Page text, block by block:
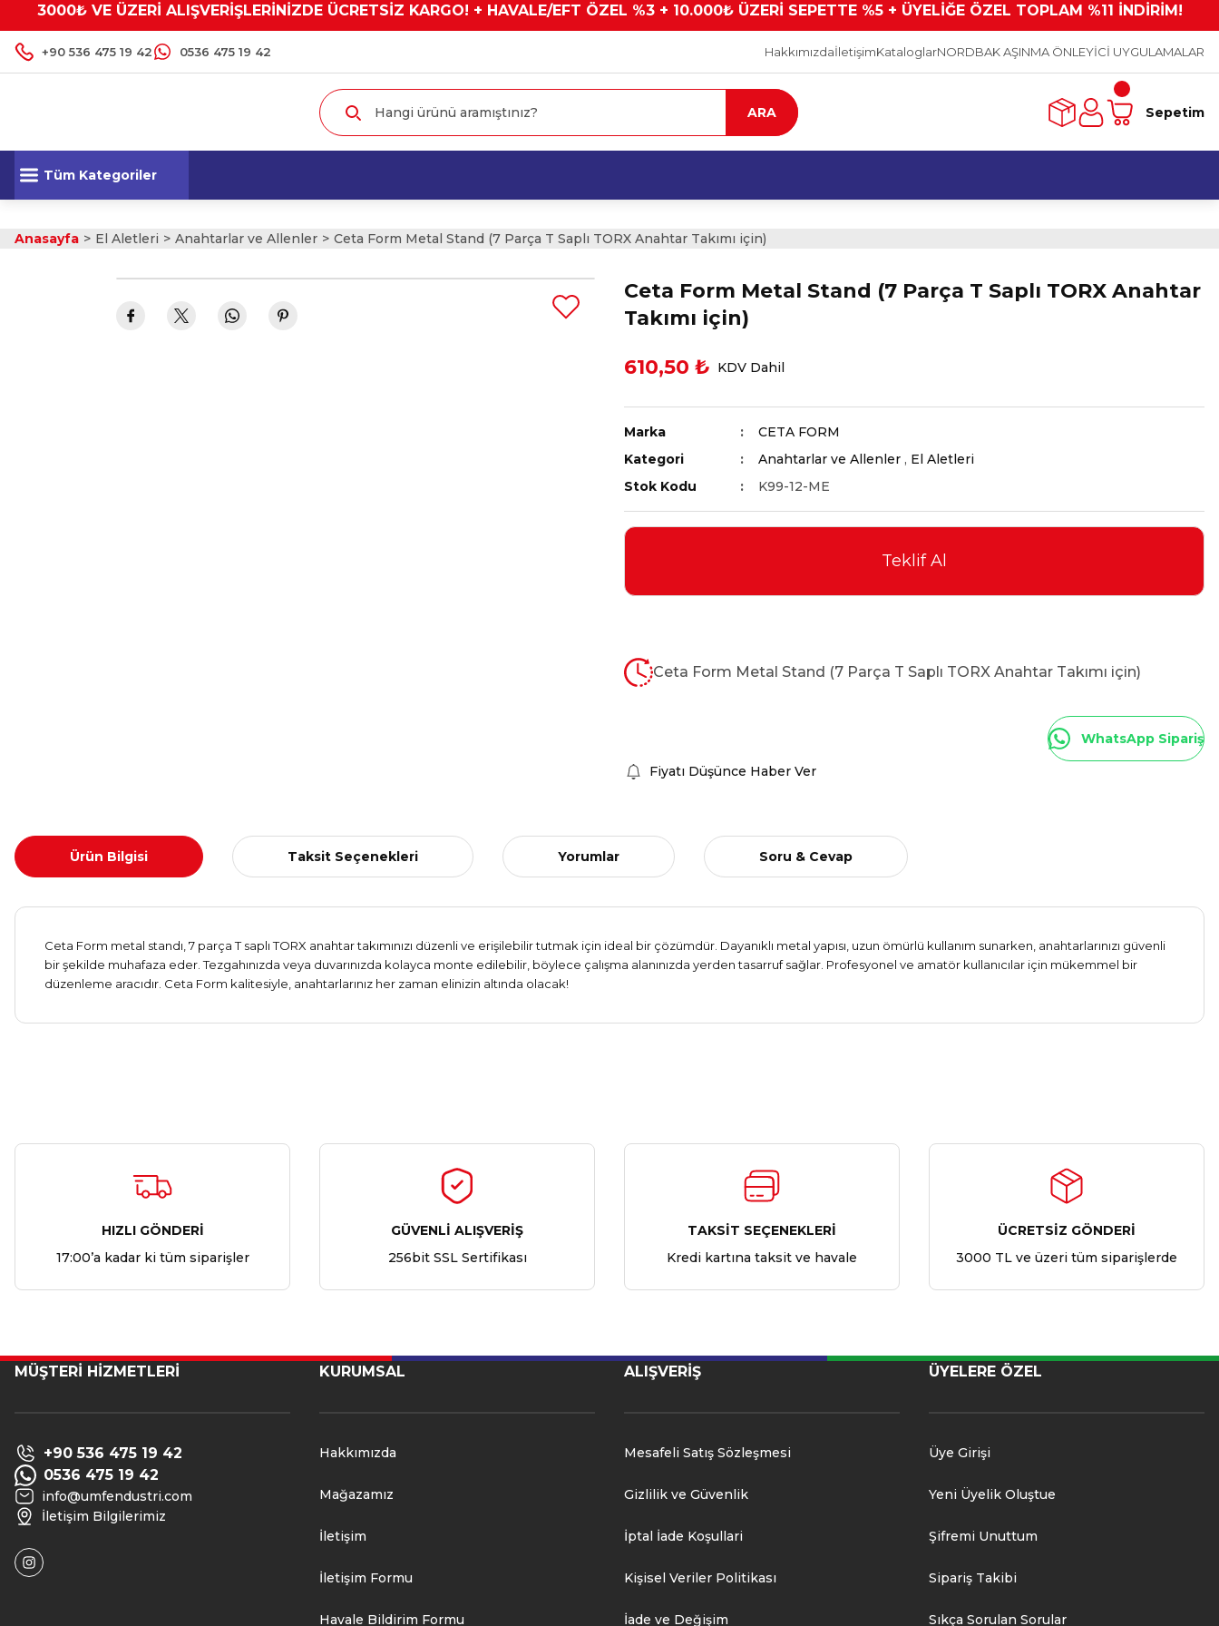
3000₺ VE ÜZERİ ALIŞVERİŞLERİNİZDE ÜCRETSİZ KARGO! + HAVALE/EFT ÖZEL %3 + 10.000₺ ÜZERİ SEPETTE %5 + ÜYELİĞE ÖZEL TOPLAM %11 İNDİRİM!
+90 536 475 19 42 0536 475 19 42 HakkımızdaİletişimKataloglarNORDBAK AŞINMA ÖNLEYİCİ UYGULAMALAR
ARA Sepetim
Tüm Kategoriler
Anasayfa El Aletleri Anahtarlar ve Allenler Ceta Form Metal Stand (7 Parça T Saplı TORX Anahtar Takımı için)
Ceta Form Metal Stand (7 Parça T Saplı TORX Anahtar
Takımı için)
610,50 ₺ KDV Dahil
Marka
CETA FORM
Kategori
Anahtarlar ve Allenler , El Aletleri
Stok Kodu
K99-12-ME
Teklif Al
Ceta Form Metal Stand (7 Parça T Saplı TORX Anahtar Takımı için)
WhatsApp Sipariş
Fiyatı Düşünce Haber Ver
Ürün Bilgisi Taksit Seçenekleri Yorumlar Soru & Cevap
Ceta Form metal standı, 7 parça T saplı TORX anahtar takımınızı düzenli ve erişilebilir tutmak için ideal bir çözümdür. Dayanıklı metal yapısı, uzun ömürlü kullanım sunarken, anahtarlarınızı güvenli
bir şekilde muhafaza eder. Tezgahınızda veya duvarınızda kolayca monte edilebilir, böylece çalışma alanınızda yerden tasarruf sağlar. Profesyonel ve amatör kullanıcılar için mükemmel bir
düzenleme aracıdır. Ceta Form kalitesiyle, anahtarlarınız her zaman elinizin altında olacak!
Yorum Yaz
Soru Sor
HIZLI GÖNDERİ
17:00’a kadar ki tüm siparişler
GÜVENLİ ALIŞVERİŞ
256bit SSL Sertifikası
TAKSİT SEÇENEKLERİ
Kredi kartına taksit ve havale
ÜCRETSİZ GÖNDERİ
3000 TL ve üzeri tüm siparişlerde
MÜŞTERİ HİZMETLERİ
+90 536 475 19 42
0536 475 19 42
info@umfendustri.com
İletişim Bilgilerimiz
KURUMSAL
Hakkımızda
Mağazamız
İletişim
İletişim Formu
Havale Bildirim Formu
ALIŞVERİŞ
Mesafeli Satış Sözleşmesi
Gizlilik ve Güvenlik
İptal İade Koşullari
Kişisel Veriler Politikası
İade ve Değişim
ÜYELERE ÖZEL
Üye Girişi
Yeni Üyelik Oluştue
Şifremi Unuttum
Sipariş Takibi
Sıkça Sorulan Sorular